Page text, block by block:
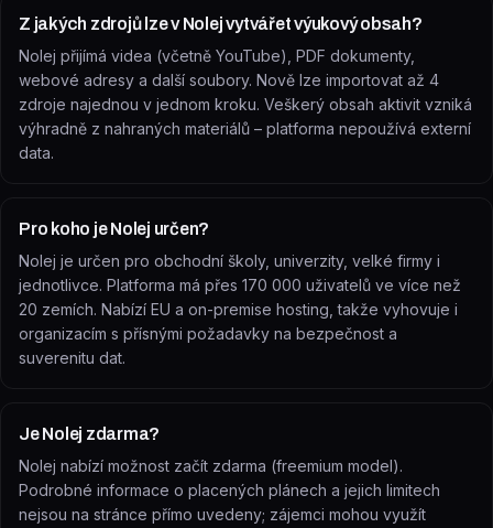
Z jakých zdrojů lze v Nolej vytvářet výukový obsah?
Nolej přijímá videa (včetně YouTube), PDF dokumenty,
webové adresy a další soubory. Nově lze importovat až 4
zdroje najednou v jednom kroku. Veškerý obsah aktivit vzniká
výhradně z nahraných materiálů – platforma nepoužívá externí
data.
Pro koho je Nolej určen?
Nolej je určen pro obchodní školy, univerzity, velké firmy i
jednotlivce. Platforma má přes 170 000 uživatelů ve více než
20 zemích. Nabízí EU a on-premise hosting, takže vyhovuje i
organizacím s přísnými požadavky na bezpečnost a
suverenitu dat.
Je Nolej zdarma?
Nolej nabízí možnost začít zdarma (freemium model).
Podrobné informace o placených plánech a jejich limitech
nejsou na stránce přímo uvedeny; zájemci mohou využít